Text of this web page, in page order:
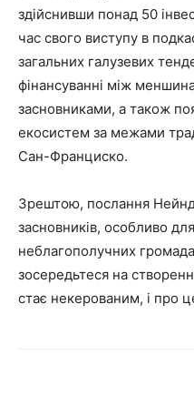
здійснивши понад 50
час свого виступу в
загальних галузевих
фінансуванні між
засновниками, а також
екосистем за межами
Сан-Франциско.
Зрештою, послання
засновників, особливо
неблагополучних
зосередьтеся на
стає некерованим, і про